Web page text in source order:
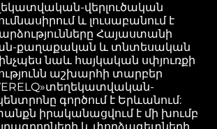
վերլուծական
և լուսաբանում է
Հայաստանի
քաղաքական և տնտեսական
նաև հայկական սփյուռքի
աշխարհի տարբեր
գործում է Երևանում:
իրականացվում է մի խումբ